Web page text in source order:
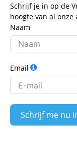
Schrijf je in op de
hoogte van al
Naam
Email
Schrijf me nu